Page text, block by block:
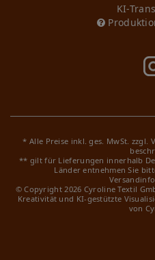
KI-
* Alle Preise inkl. ges. MwSt. zzgl.
** gilt für Lieferungen innerhalb
Länder entnehmen Sie
© Copyright 2026 Cyroline Textil
Kreativität und KI-gestützte
von